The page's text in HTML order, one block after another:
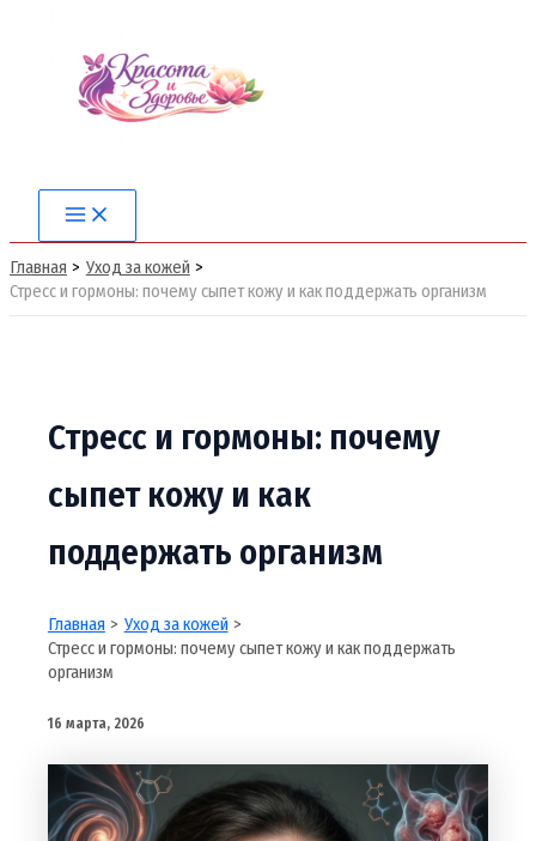
содержимому
Main
Menu
Главная
Уход за кожей
Стресс и гормоны: почему сыпет кожу и как поддержать организм
Стресс и гормоны: почему
сыпет кожу и как
поддержать организм
Главная
Уход за кожей
Стресс и гормоны: почему сыпет кожу и как поддержать
организм
16 марта, 2026